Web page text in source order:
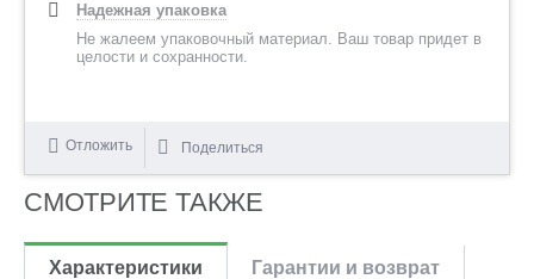
Надежная упаковка
Не жалеем упаковочный материал. Ваш товар придет в
целости и сохранности.
Отложить Поделиться
СМОТРИТЕ ТАКЖЕ
Характеристики Гарантии и возврат